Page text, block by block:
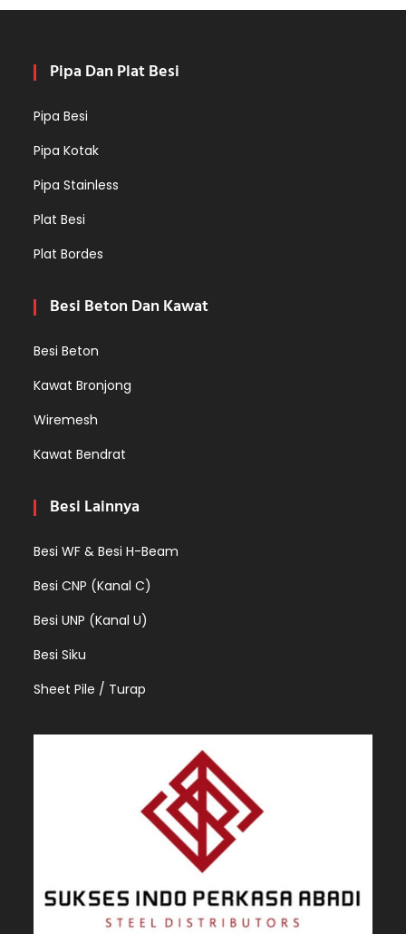
Pipa Dan Plat Besi
Pipa Besi
Pipa Kotak
Pipa Stainless
Plat Besi
Plat Bordes
Besi Beton Dan Kawat
Besi Beton
Kawat Bronjong
Wiremesh
Kawat Bendrat
Besi Lainnya
Besi WF & Besi H-Beam
Besi CNP (Kanal C)
Besi UNP (Kanal U)
Besi Siku
Sheet Pile / Turap